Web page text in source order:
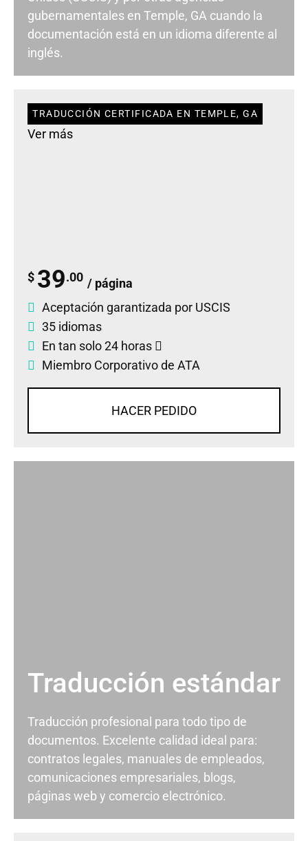
gubernamentales en Temple, GA cuando la
documentación está en un idioma diferente al
inglés.
TRADUCCIÓN CERTIFICADA EN TEMPLE, GA
Ver más
$ 39.00 / página
Aceptación garantizada por USCIS
35 idiomas
En tan solo 24 horas
Miembro Corporativo de ATA
HACER PEDIDO
Traducción estándar
Traducción profesional para todo tipo de
documentos. Excelente calidad ideal para:
contratos legales, manuales de empleados,
comunicaciones empresariales, blogs,
páginas web y comercio electrónico.